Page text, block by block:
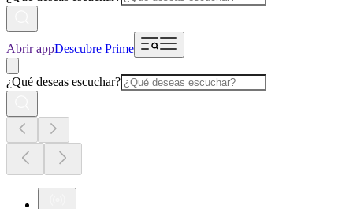
Abrir appDescubre Prime
¿Qué deseas escuchar?